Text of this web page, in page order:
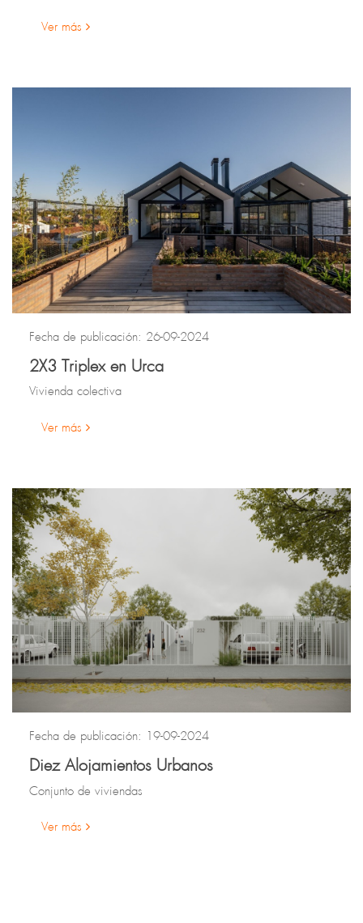
Ver más
Fecha de publicación: 26-09-2024
2X3 Triplex en Urca
Vivienda colectiva
Ver más
Fecha de publicación: 19-09-2024
Diez Alojamientos Urbanos
Conjunto de viviendas
Ver más